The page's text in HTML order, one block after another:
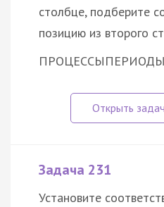
столбце, подберите
позицию из второго
ПРОЦЕССЫ
Задача 231
Установите